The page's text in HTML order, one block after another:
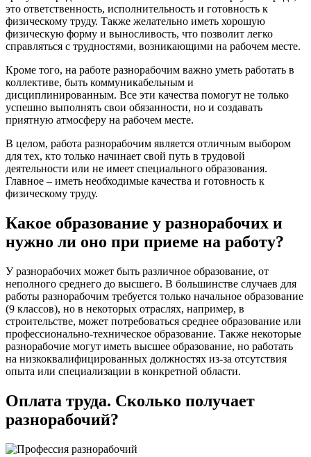
это ответственность, исполнительность и готовность к
физическому труду. Также желательно иметь хорошую
физическую форму и выносливость, что позволит легко
справляться с трудностями, возникающими на рабочем месте.
Кроме того, на работе разнорабочим важно уметь работать в
коллективе, быть коммуникабельным и
дисциплинированным. Все эти качества помогут не только
успешно выполнять свои обязанности, но и создавать
приятную атмосферу на рабочем месте.
В целом, работа разнорабочим является отличным выбором
для тех, кто только начинает свой путь в трудовой
деятельности или не имеет специального образования.
Главное – иметь необходимые качества и готовность к
физическому труду.
Какое образование у разнорабочих и
нужно ли оно при приеме на работу?
У разнорабочих может быть различное образование, от
неполного среднего до высшего. В большинстве случаев для
работы разнорабочим требуется только начальное образование
(9 классов), но в некоторых отраслях, например, в
строительстве, может потребоваться среднее образование или
профессионально-техническое образование. Также некоторые
разнорабочие могут иметь высшее образование, но работать
на низкоквалифицированных должностях из-за отсутствия
опыта или специализации в конкретной области.
Оплата труда. Сколько получает
разнорабочий?